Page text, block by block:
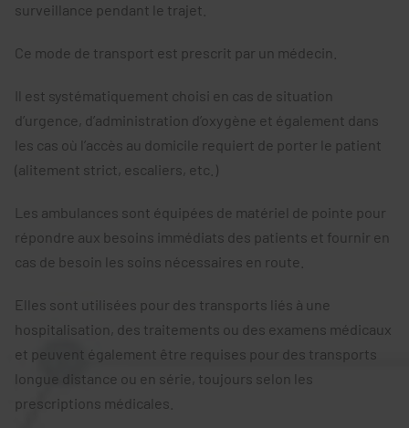
surveillance pendant le trajet.
Ce mode de transport est prescrit par un médecin.
Il est systématiquement choisi en cas de situation
d’urgence, d’administration d’oxygène et également dans
les cas où l’accès au domicile requiert de porter le patient
(alitement strict, escaliers, etc.)
Les ambulances sont équipées de matériel de pointe pour
répondre aux besoins immédiats des patients et fournir en
cas de besoin les soins nécessaires en route.
Elles sont utilisées pour des transports liés à une
hospitalisation, des traitements ou des examens médicaux
et peuvent également être requises pour des transports
longue distance ou en série, toujours selon les
prescriptions médicales.